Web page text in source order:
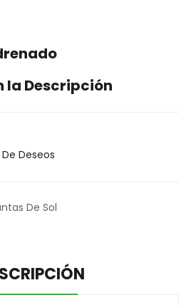
la Descripción
Deseos
De Sol